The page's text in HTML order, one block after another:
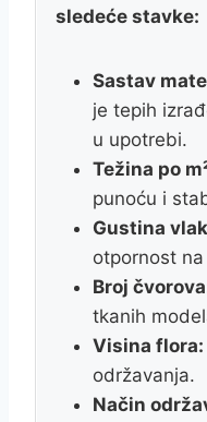
sledeće stavke:
Sastav
je tepih
u upotrebi.
Težina po
punoću i
Gustina
otpornost
Broj
tkanih
Visina flora:
održavanja.
Način